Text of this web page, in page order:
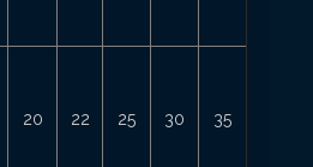
20 22 25 30 35